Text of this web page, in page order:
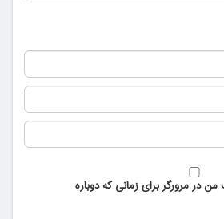
در مرورگر برای زمانی که دوباره